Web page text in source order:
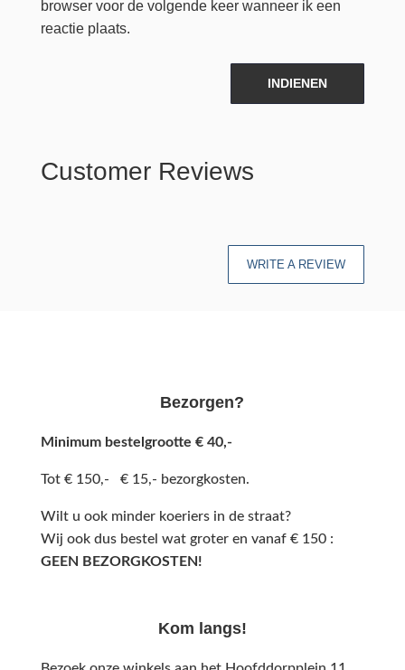
browser voor de volgende keer wanneer ik een
reactie plaats.
INDIENEN
Customer Reviews
WRITE A REVIEW
Bezorgen?
Minimum bestelgrootte € 40,-
Tot € 150,- € 15,- bezorgkosten.
Wilt u ook minder koeriers in de straat?
Wij ook dus bestel wat groter en vanaf € 150 :
GEEN BEZORGKOSTEN!
Kom langs!